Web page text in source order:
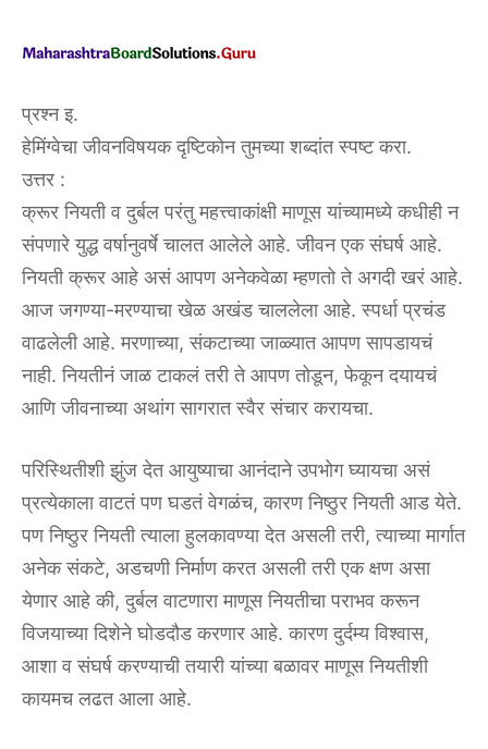
प्रश्न इ.
हेमिंग्वेचा जीवनविषयक दृष्टिकोन तुमच्या शब्दांत स्पष्ट करा.
उत्तर :
क्रूर नियती व दुर्बल परंतु महत्त्वाकांक्षी माणूस यांच्यामध्ये कधीही न
संपणारे युद्ध वर्षानुवर्षे चालत आलेले आहे. जीवन एक संघर्ष आहे.
नियती क्रूर आहे असं आपण अनेकवेळा म्हणतो ते अगदी खरं आहे.
आज जगण्या-मरण्याचा खेळ अखंड चाललेला आहे. स्पर्धा प्रचंड
वाढलेली आहे. मरणाच्या, संकटाच्या जाळ्यात आपण सापडायचं
नाही. नियतीनं जाळ टाकलं तरी ते आपण तोडून, फेकून दयायचं
आणि जीवनाच्या अथांग सागरात स्वैर संचार करायचा.
परिस्थितीशी झुंज देत आयुष्याचा आनंदाने उपभोग घ्यायचा असं
प्रत्येकाला वाटतं पण घडतं वेगळंच, कारण निष्ठुर नियती आड येते.
पण निष्ठुर नियती त्याला हुलकावण्या देत असली तरी, त्याच्या मार्गात
अनेक संकटे, अडचणी निर्माण करत असली तरी एक क्षण असा
येणार आहे की, दुर्बल वाटणारा माणूस नियतीचा पराभव करून
विजयाच्या दिशेने घोडदौड करणार आहे. कारण दुर्दम्य विश्वास,
आशा व संघर्ष करण्याची तयारी यांच्या बळावर माणूस नियतीशी
कायमच लढत आला आहे.